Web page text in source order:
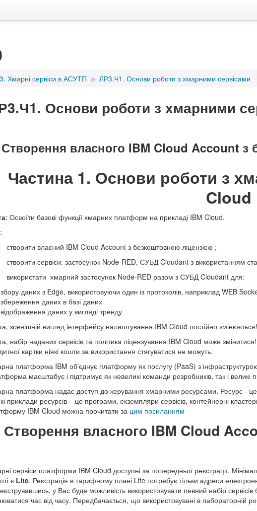
Хмарні сервіси в АСУТП ▶︎ ЛР3.Ч1. Основи роботи з хмарними сервісами
Основи роботи з хмарними
власного IBM Cloud Account з
Частина 1. Основи роботи з
Cloud
: Освоїти базові функції хмарних платформ на прикладі IBM Cloud.
власний IBM Cloud Account з безкоштовною ліцензією ;
сервіси: застосунок Node-RED, СУБД Cloudant з використанням
хмарний застосунок Node-RED разом з СУБД Cloudant для:
збору даних з Edge, використовуючи один із протоколів, наприклад WEB
збереження даних в базі даних
відображення даних у вигляді тренду
зовнішній вигляд інтерфейсу налаштування IBM Cloud постійно змінюється!
набір наданих сервісів та політика ліцензування IBM Cloud може
картки ніякі кошти за використання стягуватися не можуть.
платформа IBM об'єднує платформу як послугу (PaaS) з
масштабує і підтримує як невеликі команди розробників, так і великі
платформа надає доступ до керування хмарними ресурсами. Ресурс - це
приклади ресурсів – це програми, екземпляри сервісів, контейнерні
IBM Cloud можна прочитати за цим посиланням
Створення власного IBM Cloud
сервіси платформи IBM Cloud доступні за попередньої реєстрації.
є Lite. Реєстрація в тарифному плані Lite потребує тільки адреси
у Вас буде можливість використовувати певний набір
час від часу. Передбачається, що використовувані в лабораторній